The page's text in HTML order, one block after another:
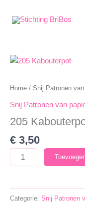
naar
Home / Snij Patronen
Snij Patronen van
205
€ 3,50
Kabouterpot
Categorie: Snij Patronen